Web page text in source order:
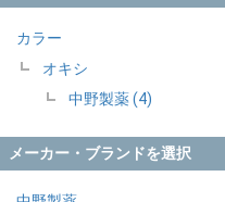
カラー
オキシ
中野製薬 (4)
メーカー・ブランドを選択